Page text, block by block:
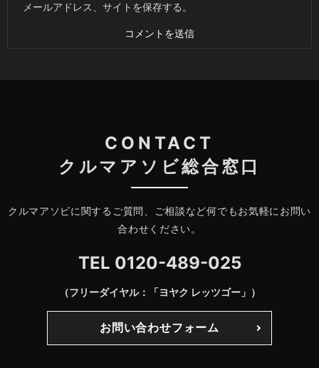
メールアドレス、サイトを保存する。
CONTACT
クルマアソビ総合窓口
クルマアソビに関するご質問、ご相談など何でもお気軽にお問い
合わせください。
TEL 0120-489-025
（フリーダイヤル：「ヨヤク レッツゴー」）
お問い合わせフォーム